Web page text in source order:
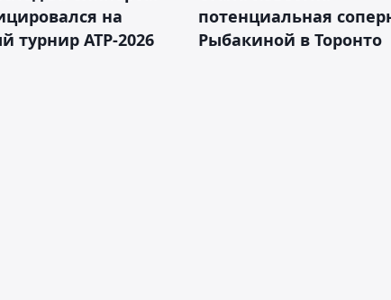
на
турнир ATP-2026
потенциальная
Рыбакиной в Торонто